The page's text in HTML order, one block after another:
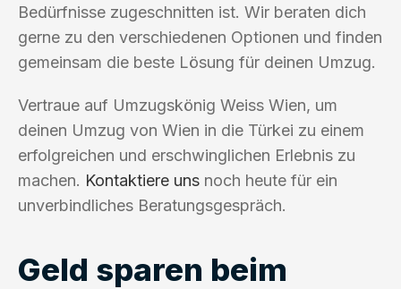
Bedürfnisse zugeschnitten ist. Wir beraten dich
gerne zu den verschiedenen Optionen und finden
gemeinsam die beste Lösung für deinen Umzug.
Vertraue auf Umzugskönig Weiss Wien, um
deinen Umzug von Wien in die Türkei zu einem
erfolgreichen und erschwinglichen Erlebnis zu
machen. Kontaktiere uns noch heute für ein
unverbindliches Beratungsgespräch.
Geld sparen beim